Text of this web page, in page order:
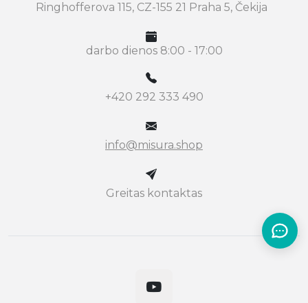
Ringhofferova 115, CZ-155 21 Praha 5, Čekija
darbo dienos 8:00 - 17:00
+420 292 333 490
info@misura.shop
Greitas kontaktas